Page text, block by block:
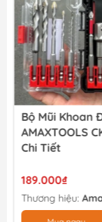
Bộ Mũi Khoan
AMAXTOOLS
Chi Tiết
189.000₫
Thương hiệu: